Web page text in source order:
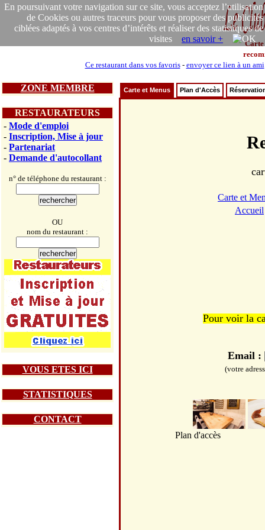
En poursuivant votre navigation sur ce site, vous acceptez l’utilisation
de Cookies ou autres traceurs pour vous proposer des publicités
ciblées adaptés à vos centres d’intérêts et réaliser des statistiques de
visites en savoir +
Carte
Ce restaurant dans vos favoris- envoyer ce lien à un ami
ZONE MEMBRE
RESTAURATEURS
- Mode d'emploi
- Inscription, Mise à jour
- Partenariat
- Demande d'autocollant
n° de téléphone du restaurant :
OU
nom du restaurant :
VOUS ETES ICI
STATISTIQUES
CONTACT
Carte et Menus Plan d'Accès
Carte et
Accueil
Pour voir la
Email :
(votre
Plan d'accès